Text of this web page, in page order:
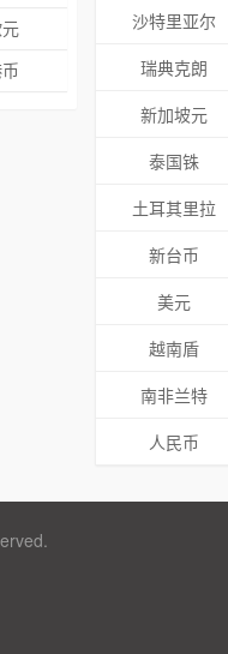
沙特里亚尔
瑞典克朗
新加坡元
泰国铢
土耳其里拉
新台币
美元
越南盾
南非兰特
人民币